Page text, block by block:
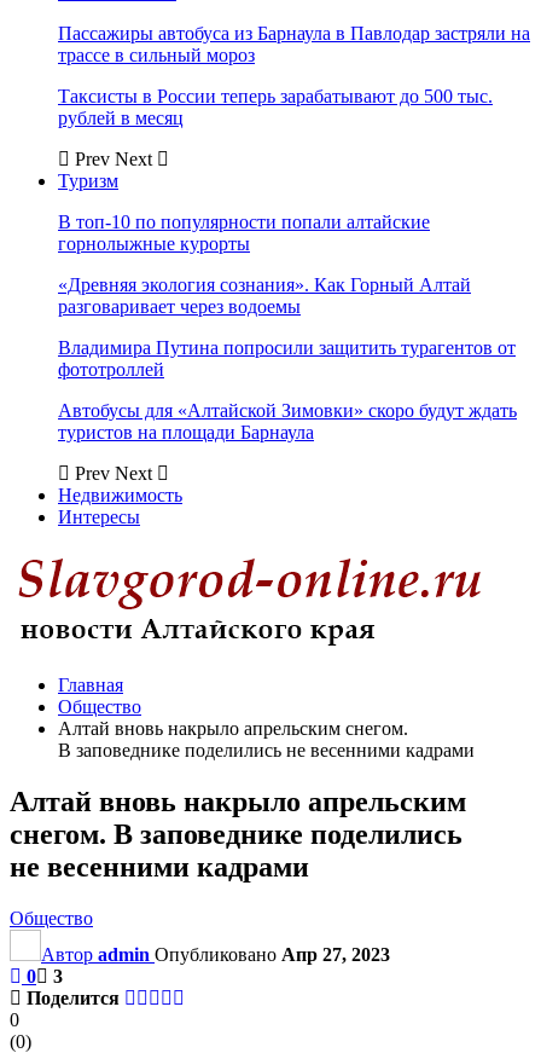
Пассажиры автобуса из Барнаула в Павлодар застряли на
трассе в сильный мороз
Таксисты в России теперь зарабатывают до 500 тыс.
рублей в месяц
Prev Next
Туризм
В топ-10 по популярности попали алтайские
горнолыжные курорты
«Древняя экология сознания». Как Горный Алтай
разговаривает через водоемы
Владимира Путина попросили защитить турагентов от
фототроллей
Автобусы для «Алтайской Зимовки» скоро будут ждать
туристов на площади Барнаула
Prev Next
Недвижимость
Интересы
Главная
Общество
Алтай вновь накрыло апрельским снегом.
В заповеднике поделились не весенними кадрами
Алтай вновь накрыло апрельским
снегом. В заповеднике поделились
не весенними кадрами
Общество
Автор admin Опубликовано Апр 27, 2023
0
3
Поделится
0
(0)